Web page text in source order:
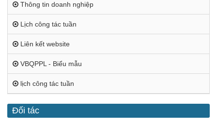
Thông tin doanh nghiệp
Lịch công tác tuần
Liên kết website
VBQPPL - Biểu mẫu
lịch công tác tuần
Đối tác